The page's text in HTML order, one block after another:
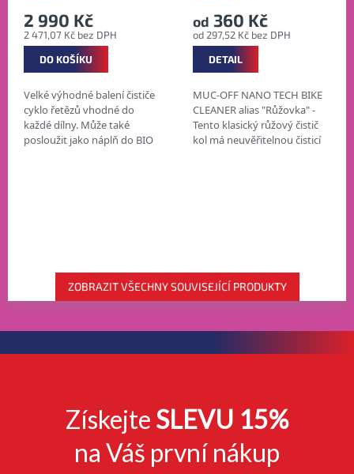
2 471,07 Kč bez DPH
2 990 Kč
DO KOŠÍKU
Velké výhodné balení čističe
cyklo řetězů vhodné do
každé dílny. Může také
posloužit jako náplň do BIO
od 297,52 Kč bez DPH
od 360 Kč
DETAIL
MUC-OFF NANO TECH BIKE
CLEANER alias "Růžovka" -
Tento klasický růžový čistič
kol má neuvěřitelnou čisticí
ZOBRAZIT VŠECHNY SOUVISEJÍCÍ PRODUKTY
Získejte SLEVU 15%
na Váš první nákup